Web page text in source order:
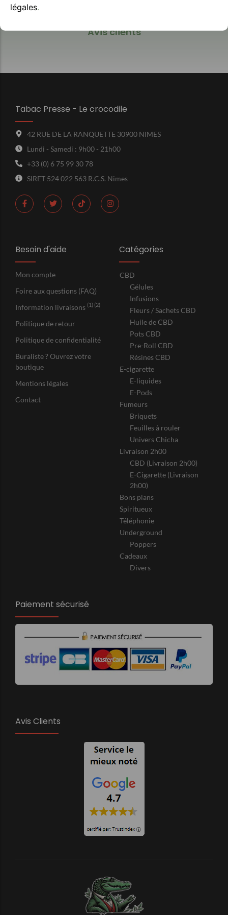
Avis clients
Tabac Presse - Le crocodile
42 RUE DE LA RANQUETTE 30900 NIMES
Lundi - Samedi : 9h00 - 21h00
+33 (0) 6 75 99 30 78
SIRET 524 022 563 R.C.S. Nimes
Besoin d'aide
Mon compte
Foire aux questions (FAQ)
Information livraisons (1) (2)
Politique de retour
Politique de confidentialité
Buraliste ? Ouvrez votre
boutique
Mentions légales
Contact
Catégories
CBD
Gélules
Infusions
Fleurs / Sachets CBD
Huile de CBD
Pots CBD
Pre-Roll CBD
Résines CBD
E-cigarette
E-liquides
E-Pods
Fumeurs
Briquets
Feuilles à rouler
Univers Chicha
Livraison 2h00
CBD (Livraison 2h00)
E-Cigarette (Livraison
2h00)
Bons plans
Spiritueux
Téléphonie
Underground
Poppers
Cadeaux
Divers
Paiement sécurisé
Avis Clients
légales.